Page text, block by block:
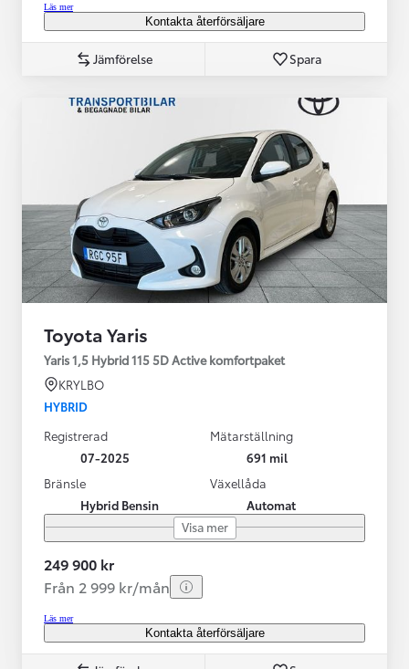
Läs mer
Kontakta återförsäljare
Jämförelse Spara
Toyota Yaris
Yaris 1,5 Hybrid 115 5D Active komfortpaket
KRYLBO
HYBRID
Registrerad
07-2025
Mätarställning
691 mil
Bränsle
Hybrid Bensin
Växellåda
Automat
Visa mer
249 900 kr
Från 2 999 kr/mån
Läs mer
Kontakta återförsäljare